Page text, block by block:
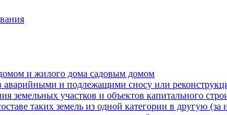
и жилого дома садовым домом
и подлежащими сносу или
земельных участков и объектов капитального
таких земель из одной категории в другую (за